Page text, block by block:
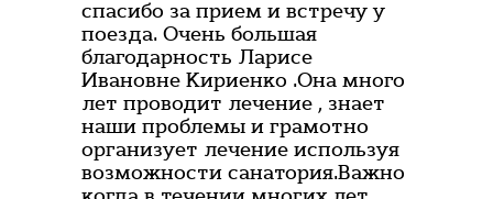
спасибо за прием и встречу у
поезда. Очень большая
благодарность Ларисе
Ивановне Кириенко .Она много
лет проводит лечение , знает
наши проблемы и грамотно
организует лечение используя
возможности санатория.Важно